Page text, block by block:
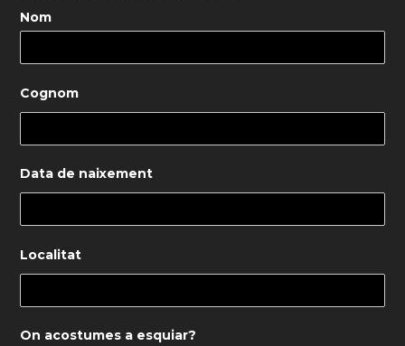
Nom
Cognom
Data de naixement
Localitat
On acostumes a esquiar?